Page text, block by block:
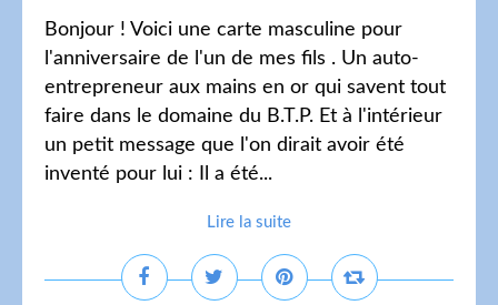
Bonjour ! Voici une carte masculine pour
l'anniversaire de l'un de mes fils . Un auto-
entrepreneur aux mains en or qui savent tout
faire dans le domaine du B.T.P. Et à l'intérieur
un petit message que l'on dirait avoir été
inventé pour lui : Il a été...
Lire la suite